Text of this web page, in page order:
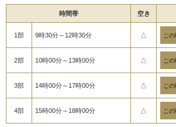
時間帯 空き
1部 9時30分～12時30分 △
2部 10時00分～13時00分 △
3部 14時00分～17時00分 △
4部 15時00分～18時00分 △